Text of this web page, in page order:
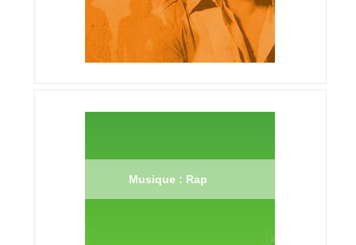
Musique : Rap